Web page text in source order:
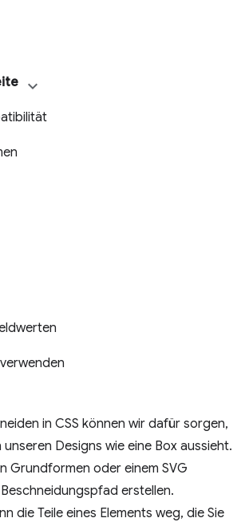
in CSS können wir dafür sorgen,
Designs wie eine Box aussieht.
Grundformen oder einem SVG
erstellen.
die Teile eines Elements weg, die Sie